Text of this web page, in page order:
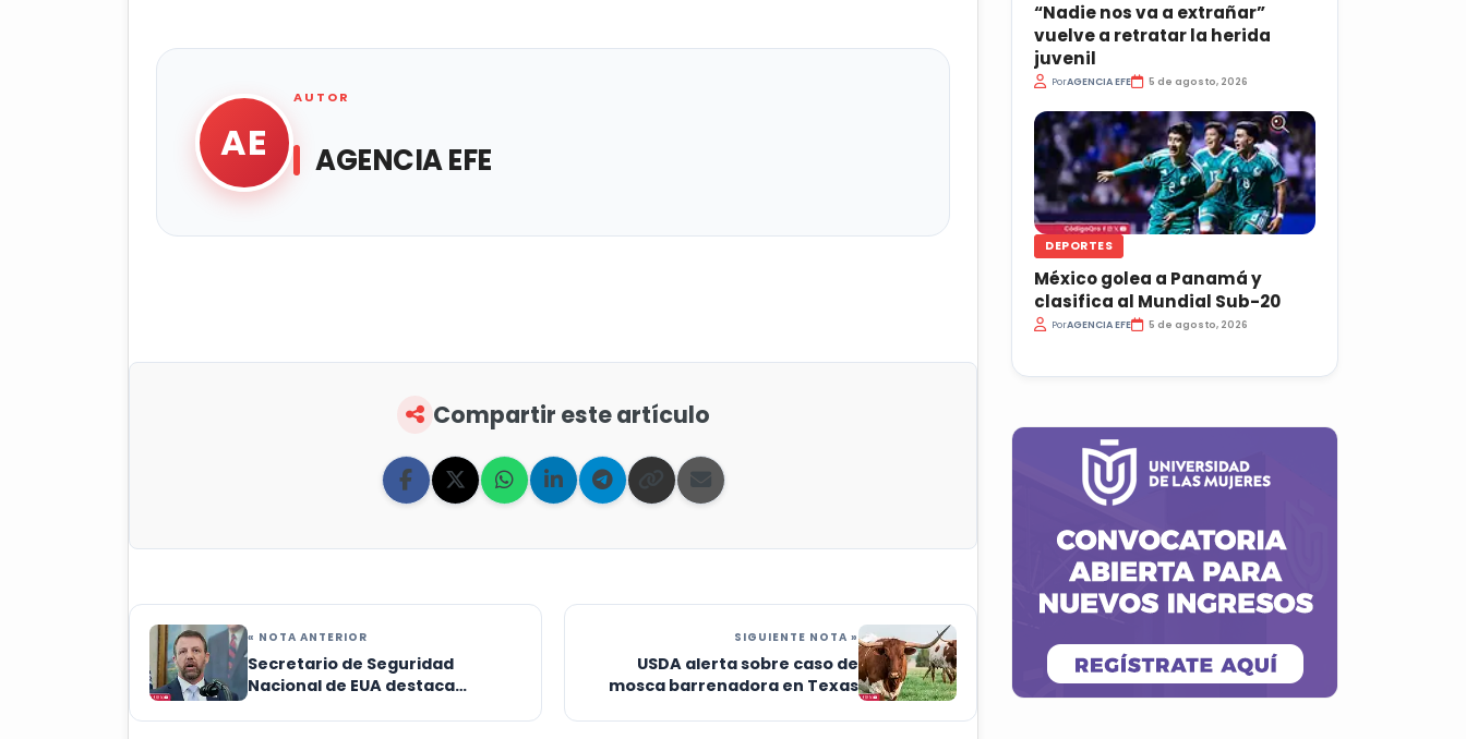
AE
AUTOR
AGENCIA EFE
Compartir este artículo
« NOTA ANTERIOR
Secretario de Seguridad
Nacional de EUA destaca
SIGUIENTE NOTA »
USDA alerta sobre caso de
mosca barrenadora en Texas
“Nadie nos va a extrañar”
vuelve a retratar la herida
juvenil
PorAGENCIA EFE 5 de agosto, 2026
DEPORTES
México golea a Panamá y
clasifica al Mundial Sub-20
PorAGENCIA EFE 5 de agosto, 2026